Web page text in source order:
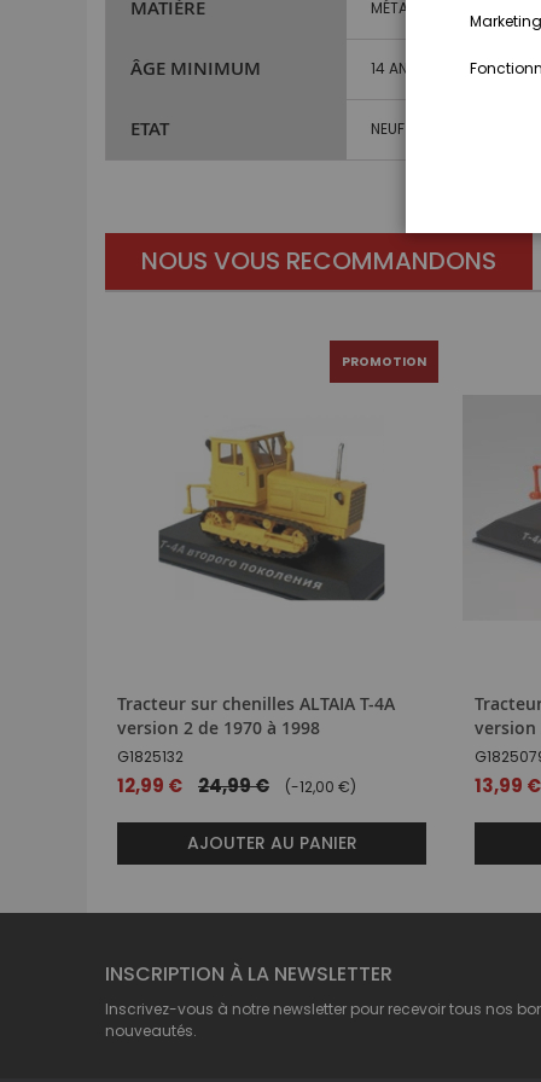
MATIÈRE MÉTAL ET PLASTIQUE
ÂGE MINIMUM 14 ANS ET PLUS
ETAT NEUF
NOUS VOUS RECOMMANDONS
PROMOTION
Tracteur sur chenilles ALTAIA T-4A
version 2 de 1970 à 1998
G1825132
Prix
12,99 € 24,99 € (-12,00 €)
AJOUTER AU PANIER
version
Prix
13,99 €
INSCRIPTION À LA NEWSLETTER
Inscrivez-vous à notre newsletter pour recevoir tous nos
nouveautés.